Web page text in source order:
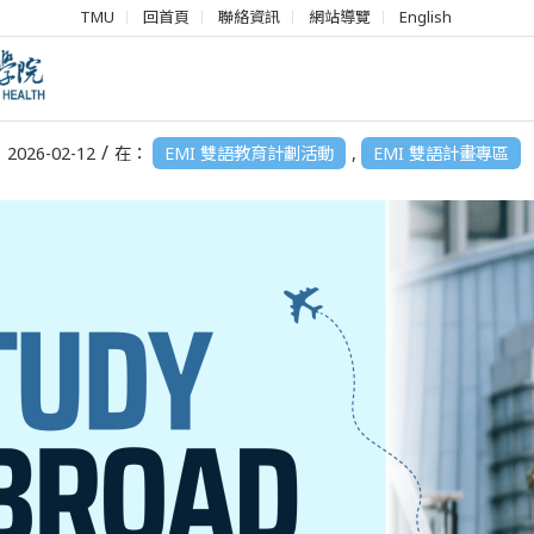
TMU 回首頁 聯絡資訊 網站導覽 English
學年度-EMI學生講座 GoGlobal
2026-02-12 / 在： EMI 雙語教育計劃活動 , EMI 雙語計畫專區